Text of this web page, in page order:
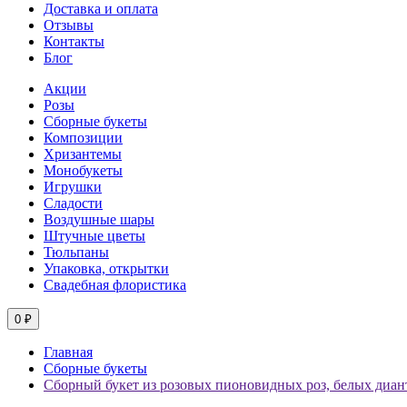
Доставка и оплата
Отзывы
Контакты
Блог
Акции
Розы
Сборные букеты
Композиции
Хризантемы
Монобукеты
Игрушки
Сладости
Воздушные шары
Штучные цветы
Тюльпаны
Упаковка, открытки
Свадебная флористика
0 ₽
Главная
Сборные букеты
Сборный букет из розовых пионовидных роз, белых